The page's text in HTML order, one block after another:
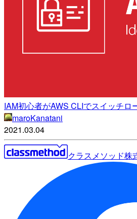
IAM初心者がAWS CLIでスイッチロ
maroKanatani
2021.03.04
クラスメソッド株